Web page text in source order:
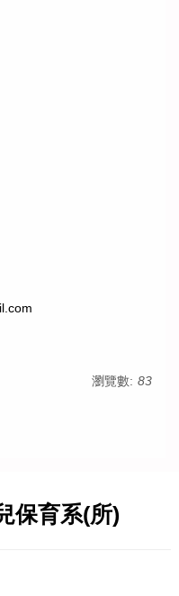
瀏覽數: 83
保育系(所)